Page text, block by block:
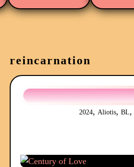
reincarnation
2024, Aliotis, BL,